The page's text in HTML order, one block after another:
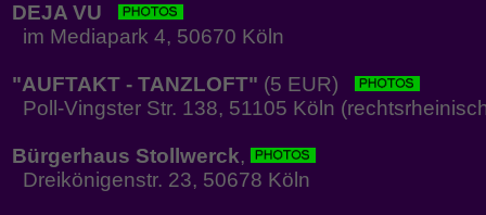
DEJA VU
im Mediapark 4, 50670 Köln
"AUFTAKT - TANZLOFT" (5 EUR)
Poll-Vingster Str. 138, 51105 Köln
Bürgerhaus Stollwerck,
Dreikönigenstr. 23, 50678 Köln